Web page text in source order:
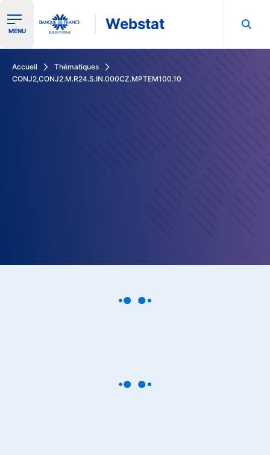
Ouvrir le menu de navigation
MENU Webstat
Accueil
Thématiques
CONJ2,CONJ2.M.R24.S.IN.000CZ.MPTEM100.10